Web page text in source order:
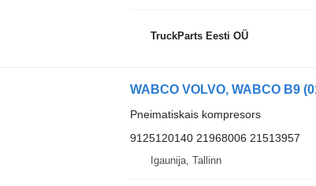
TruckParts Eesti OÜ
Pneimatiskais kompresors
9125120140 21968006 21513957
Igaunija, Tallinn